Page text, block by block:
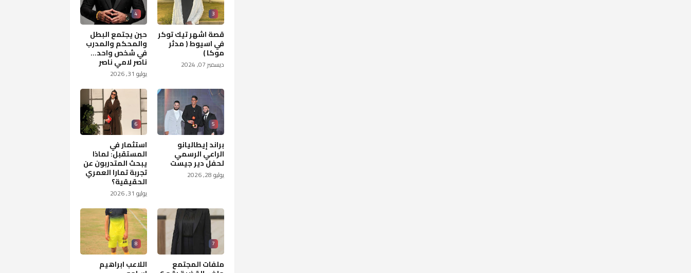
3
قصة اشهر تيك توكر
في اسيوط ( مدثر
موكا )
ديسمبر 07, 2024
4
حين يجتمع البطل
والمحكم والمدرب
في شخص واحد...
ناصر لامي ناصر
يوليو 31, 2026
5
براند إيطاليانو
الراعي الرسمي
لحفل دير جيست
يوليو 28, 2026
6
استثمار في
المستقبل: لماذا
يبحث المتدربون عن
تجربة تمارا العمري
الحقيقية؟
يوليو 31, 2026
7
ملفات المجتمع
8
اللاعب ابراهيم